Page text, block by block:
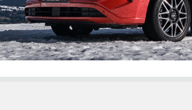
VINFAST
VOLKSWAGEN
VOLVO